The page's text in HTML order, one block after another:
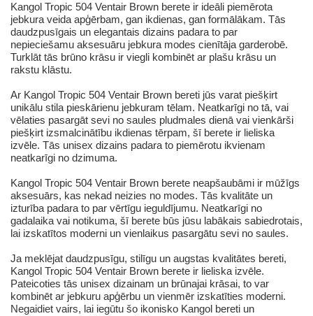
Kangol Tropic 504 Ventair Brown berete ir ideāli piemērota
jebkura veida apģērbam, gan ikdienas, gan formālākam. Tās
daudzpusīgais un elegantais dizains padara to par
nepieciešamu aksesuāru jebkura modes cienītāja garderobē.
Turklāt tās brūno krāsu ir viegli kombinēt ar plašu krāsu un
rakstu klāstu.
Ar Kangol Tropic 504 Ventair Brown bereti jūs varat piešķirt
unikālu stila pieskārienu jebkuram tēlam. Neatkarīgi no tā, vai
vēlaties pasargāt sevi no saules pludmales dienā vai vienkārši
piešķirt izsmalcinātību ikdienas tērpam, šī berete ir lieliska
izvēle. Tās unisex dizains padara to piemērotu ikvienam
neatkarīgi no dzimuma.
Kangol Tropic 504 Ventair Brown berete neapšaubāmi ir mūžīgs
aksesuārs, kas nekad neizies no modes. Tās kvalitāte un
izturība padara to par vērtīgu ieguldījumu. Neatkarīgi no
gadalaika vai notikuma, šī berete būs jūsu labākais sabiedrotais,
lai izskatītos moderni un vienlaikus pasargātu sevi no saules.
Ja meklējat daudzpusīgu, stilīgu un augstas kvalitātes bereti,
Kangol Tropic 504 Ventair Brown berete ir lieliska izvēle.
Pateicoties tās unisex dizainam un brūnajai krāsai, to var
kombinēt ar jebkuru apģērbu un vienmēr izskatīties moderni.
Negaidiet vairs, lai iegūtu šo ikonisko Kangol bereti un